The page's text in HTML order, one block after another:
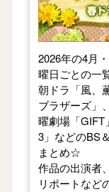
2026年の4月
曜日ごとの一
朝ドラ「風、
ブラザーズ」
曜劇場「GIFT
3」などのBS
まとめ☆
作品の出演者
リポートなど